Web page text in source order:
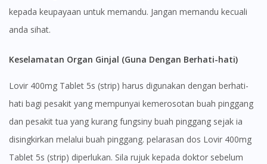
kepada keupayaan untuk memandu. Jangan memandu kecuali
anda sihat.
Keselamatan Organ Ginjal (Guna Dengan Berhati-hati)
Lovir 400mg Tablet 5s (strip) harus digunakan dengan berhati-
hati bagi pesakit yang mempunyai kemerosotan buah pinggang
dan pesakit tua yang kurang fungsiny buah pinggang sejak ia
disingkirkan melalui buah pinggang. pelarasan dos Lovir 400mg
Tablet 5s (strip) diperlukan. Sila rujuk kepada doktor sebelum